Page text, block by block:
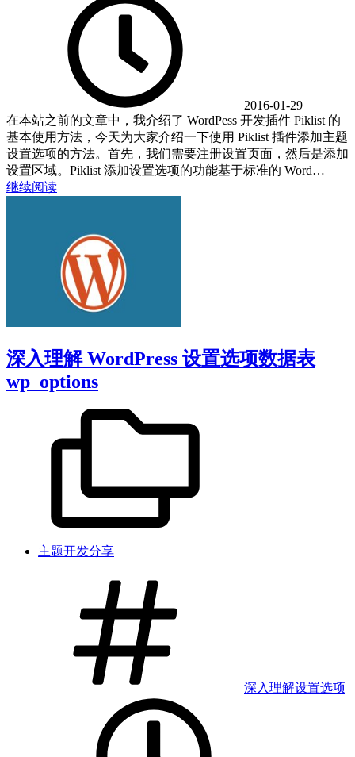
2016-01-29
在本站之前的文章中，我介绍了 WordPess 开发插件 Piklist 的
基本使用方法，今天为大家介绍一下使用 Piklist 插件添加主题
设置选项的方法。首先，我们需要注册设置页面，然后是添加
设置区域。Piklist 添加设置选项的功能基于标准的 Word…
继续阅读
深入理解 WordPress 设置选项数据表
wp_options
主题开发分享
深入理解设置选项